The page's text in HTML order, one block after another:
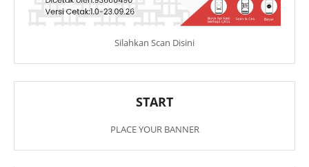
Silahkan Scan Disini
START
PLACE YOUR BANNER